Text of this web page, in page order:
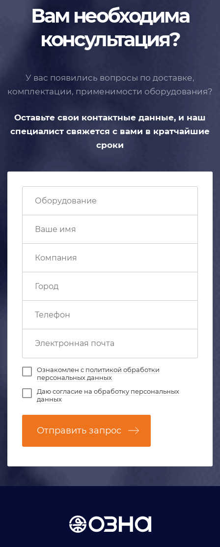
Вам необходима
консультация?
У вас появились вопросы по доставке,
комплектации, применимости оборудования?
Оставьте свои контактные данные, и наш
специалист свяжется с вами в кратчайшие
сроки
Ознакомлен с политикой обработки
персональных данных
Даюсогласие на обработку персональных
данных
Отправить запрос